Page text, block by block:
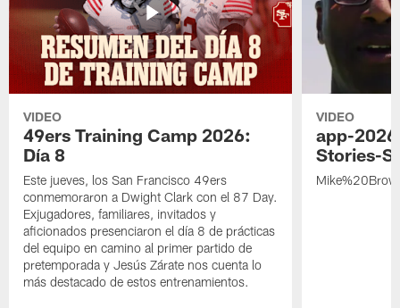
VIDEO
49ers Training Camp 2026:
Día 8
Este jueves, los San Francisco 49ers
conmemoraron a Dwight Clark con el 87 Day.
Exjugadores, familiares, invitados y
aficionados presenciaron el día 8 de prácticas
del equipo en camino al primer partido de
pretemporada y Jesús Zárate nos cuenta lo
más destacado de estos entrenamientos.
VIDEO
app-
Stories-